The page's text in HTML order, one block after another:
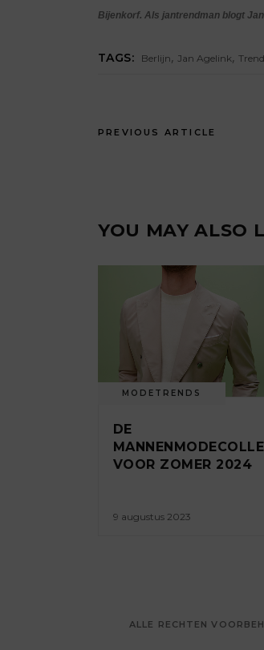
Bijenkorf. Als jantrendman blogt
TAGS: Berlijn, Jan Agelink,
PREVIOUS ARTICLE
YOU MAY ALSO
MODETRENDS
DE
VOOR ZOMER 2024
9 augustus 2023
ALLE RECHTEN